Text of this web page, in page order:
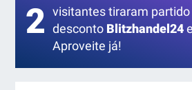
2 visitantes tiraram
desconto Blitzhandel24
Aproveite já!